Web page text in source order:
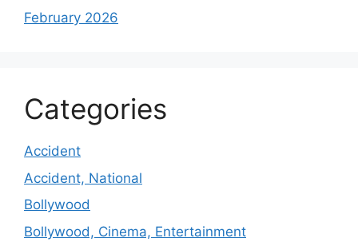
February 2026
Categories
Accident
Accident, National
Bollywood
Bollywood, Cinema, Entertainment